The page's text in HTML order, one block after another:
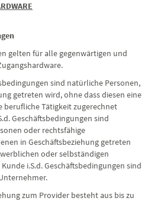
gelten für alle gegenwärtigen und
sind natürliche Personen,
getreten wird, ohne dass diesen eine
berufliche Tätigkeit zugerechnet
Geschäftsbedingungen sind
oder rechtsfähige
in Geschäftsbeziehung getreten
oder selbständigen
i.S.d. Geschäftsbedingungen sind
zum Provider besteht aus bis zu